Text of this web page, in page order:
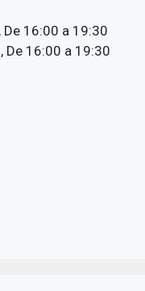
De 16:00 a 19:30
De 16:00 a 19:30